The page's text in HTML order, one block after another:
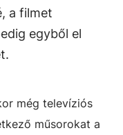
a filmet
egyből el
még televíziós
műsorokat a